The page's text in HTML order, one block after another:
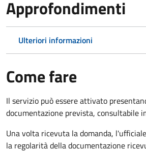
Approfondimenti
Ulteriori informazioni
Come fare
Il servizio può essere attivato
documentazione prevista, consultabile
Una volta ricevuta la domanda,
la regolarità della documentazione